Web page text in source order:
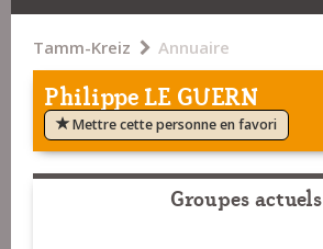
Tamm-Kreiz Annuaire
Philippe LE GUERN
Mettre cette personne en favori
Groupes actuels